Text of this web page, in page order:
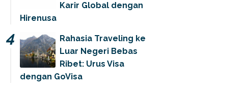
Karir Global dengan
Hirenusa
Rahasia Traveling ke
Luar Negeri Bebas
Ribet: Urus Visa
dengan GoVisa